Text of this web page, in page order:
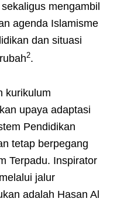
mengambil
agenda Islamisme
dan situasi
2.
kurikulum
upaya adaptasi
Pendidikan
tetap berpegang
Terpadu. Inspirator
jalur
adalah Hasan Al